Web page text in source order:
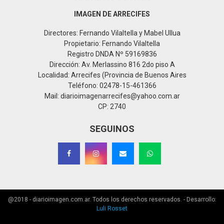
IMAGEN DE ARRECIFES
Directores: Fernando Vilaltella y Mabel Ullua
Propietario: Fernando Vilaltella
Registro DNDA Nº 59169836
Dirección: Av. Merlassino 816 2do piso A
Localidad: Arrecifes (Provincia de Buenos Aires
Teléfono: 02478-15-461366
Mail: diarioimagenarrecifes@yahoo.com.ar
CP: 2740
SEGUINOS
@2018 - diarioimagen.com.ar. Todos los derechos reservados. - Desarrollo:
Luli Rosset